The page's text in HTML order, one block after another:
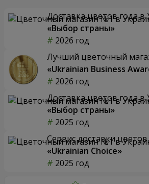
Доставка цветов года в
«Выбор страны»
2026 год
Лучший цветочный
«Ukrainian Business
2026 год
Доставка цветов года в
«Выбор страны»
2025 год
Сервис доставки цветов
«Ukrainian Choice»
2025 год